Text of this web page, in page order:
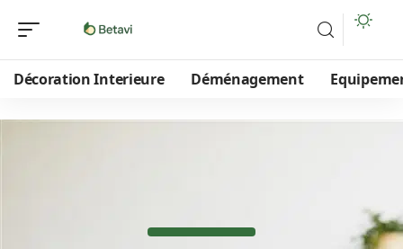
Décoration Interieure Déménagement